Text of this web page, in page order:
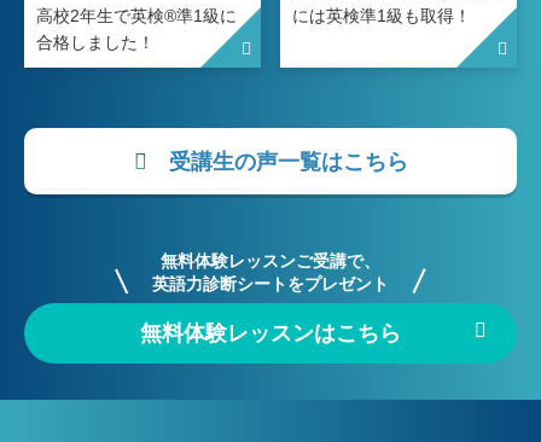
高校2年生で英検®準1級に
合格しました！
には英検準1級も取得！
受講生の声一覧はこちら
無料体験レッスンはこちら